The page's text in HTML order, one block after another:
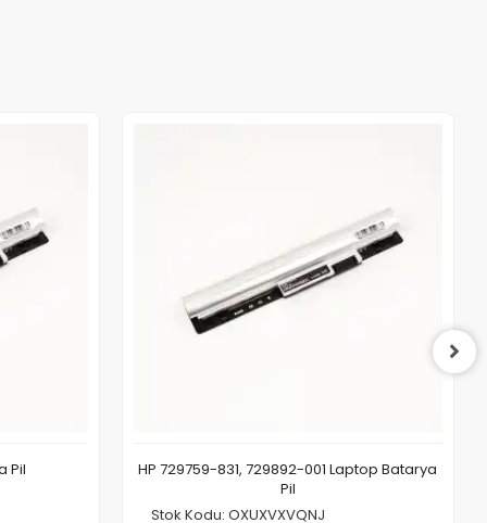
Pil
HP 729759-831, 729892-001 Laptop Batarya
Pil
Stok Kodu: OXUXVXVQNJ